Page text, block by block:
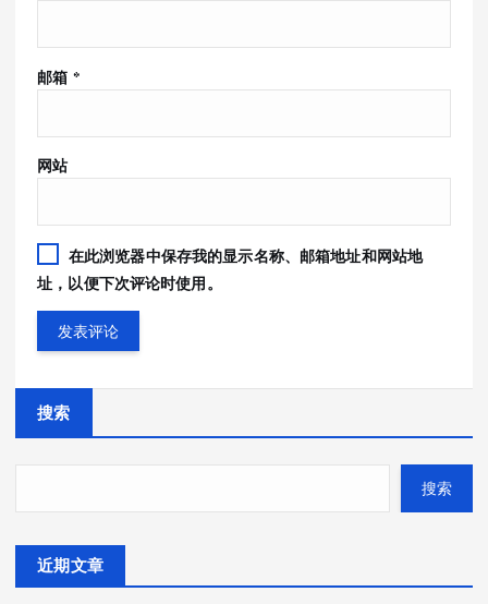
邮箱 *
网站
在此浏览器中保存我的显示名称、邮箱地址和网站地
址，以便下次评论时使用。
搜索
搜索
近期文章